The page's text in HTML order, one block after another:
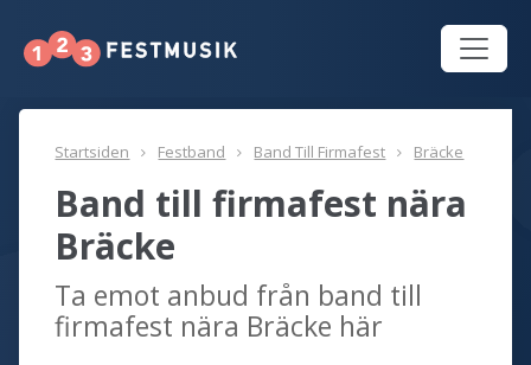
Startsiden Festband Band Till Firmafest Bräcke
Band till firmafest nära
Bräcke
Ta emot anbud från band till
firmafest nära Bräcke här